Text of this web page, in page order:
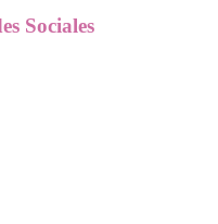
Sociales